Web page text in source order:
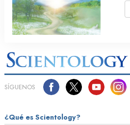
SÍGUENOS
¿Qué es Scientology?